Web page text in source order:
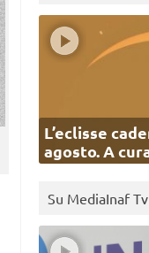
L’eclisse
agosto. A
Su MediaInaf Tv